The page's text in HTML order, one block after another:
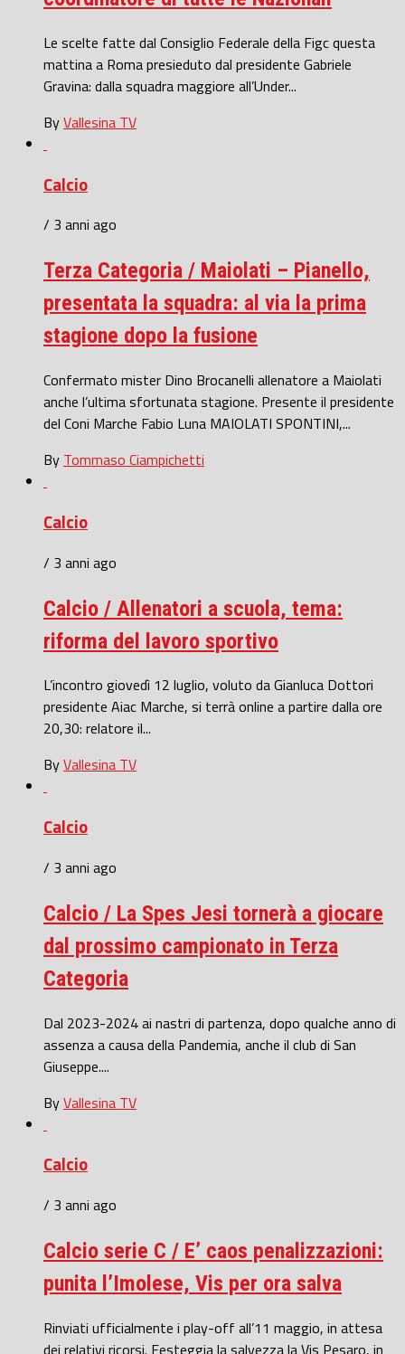
Le scelte fatte dal Consiglio Federale della Figc questa
mattina a Roma presieduto dal presidente Gabriele
Gravina: dalla squadra maggiore all’Under...
ByVallesina TV
Calcio
/ 3 anni ago
Terza Categoria / Maiolati – Pianello,
presentata la squadra: al via la prima
stagione dopo la fusione
Confermato mister Dino Brocanelli allenatore a Maiolati
anche l’ultima sfortunata stagione. Presente il presidente
del Coni Marche Fabio Luna MAIOLATI SPONTINI,...
By Tommaso Ciampichetti
Calcio
/ 3 anni ago
Calcio / Allenatori a scuola, tema:
riforma del lavoro sportivo
L’incontro giovedì 12 luglio, voluto da Gianluca Dottori
presidente Aiac Marche, si terrà online a partire dalla ore
20,30: relatore il...
ByVallesina TV
Calcio
/ 3 anni ago
Calcio / La Spes Jesi tornerà a giocare
dal prossimo campionato in Terza
Categoria
Dal 2023-2024 ai nastri di partenza, dopo qualche anno di
assenza a causa della Pandemia, anche il club di San
Giuseppe....
ByVallesina TV
Calcio
/ 3 anni ago
Calcio serie C / E’ caos penalizzazioni:
punita l’Imolese, Vis per ora salva
Rinviati ufficialmente i play-off all’11 maggio, in attesa
dei relativi ricorsi. Festeggia la salvezza la Vis Pesaro, in